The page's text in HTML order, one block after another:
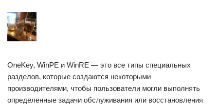
OneKey, WinPE и WinRE — это все типы специальных
разделов, которые создаются некоторыми
производителями, чтобы пользователи могли выполнять
определенные задачи обслуживания или восстановления